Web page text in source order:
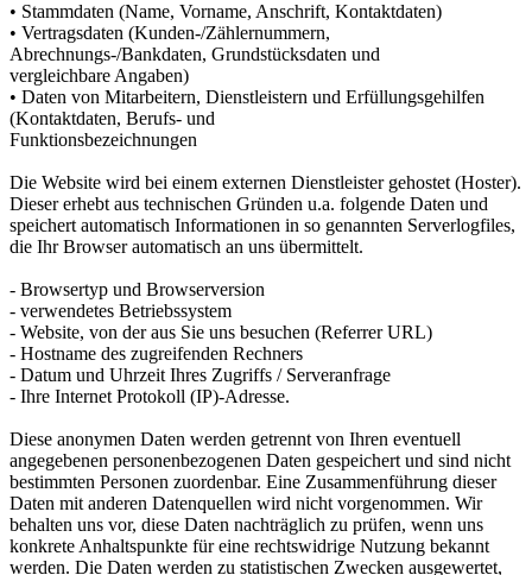
• Stammdaten (Name, Vorname, Anschrift, Kontaktdaten)
• Vertragsdaten (Kunden-/Zählernummern,
Abrechnungs-/Bankdaten, Grundstücksdaten und
vergleichbare Angaben)
• Daten von Mitarbeitern, Dienstleistern und Erfüllungsgehilfen
(Kontaktdaten, Berufs- und
Funktionsbezeichnungen
Die Website wird bei einem externen Dienstleister gehostet (Hoster).
Dieser erhebt aus technischen Gründen u.a. folgende Daten und
speichert automatisch Informationen in so genannten Serverlogfiles,
die Ihr Browser automatisch an uns übermittelt.
- Browsertyp und Browserversion
- verwendetes Betriebssystem
- Website, von der aus Sie uns besuchen (Referrer URL)
- Hostname des zugreifenden Rechners
- Datum und Uhrzeit Ihres Zugriffs / Serveranfrage
- Ihre Internet Protokoll (IP)-Adresse.
Diese anonymen Daten werden getrennt von Ihren eventuell
angegebenen personenbezogenen Daten gespeichert und sind nicht
bestimmten Personen zuordenbar. Eine Zusammenführung dieser
Daten mit anderen Datenquellen wird nicht vorgenommen. Wir
behalten uns vor, diese Daten nachträglich zu prüfen, wenn uns
konkrete Anhaltspunkte für eine rechtswidrige Nutzung bekannt
werden. Die Daten werden zu statistischen Zwecken ausgewertet,